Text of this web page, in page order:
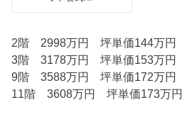
2階 2998万円 坪単価144万円
3階 3178万円 坪単価153万円
9階 3588万円 坪単価172万円
11階 3608万円 坪単価173万円